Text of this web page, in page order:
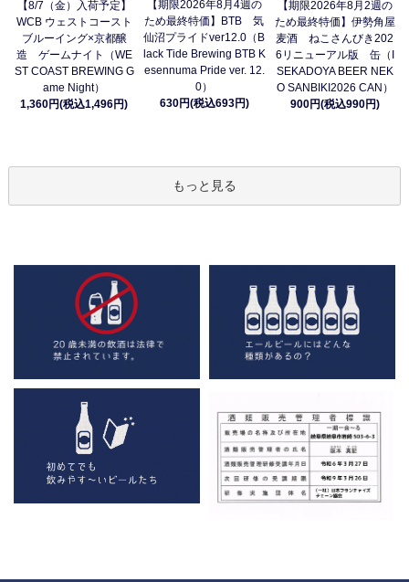
【8/7（金）入荷予定】
WCB ウェストコースト
ブルーイング×京都醸
造 ゲームナイト（WE
ST COAST BREWING G
ame Night）
1,360円(税込1,496円)
【期限2026年8月4週の
ため最終特価】BTB 気
仙沼プライドver12.0（B
lack Tide Brewing BTB K
esennuma Pride ver. 12.
0）
630円(税込693円)
【期限2026年8月2週の
ため最終特価】伊勢角屋
麦酒 ねこさんびき202
6リニューアル版 缶（I
SEKADOYA BEER NEK
O SANBIKI2026 CAN）
900円(税込990円)
もっと見る